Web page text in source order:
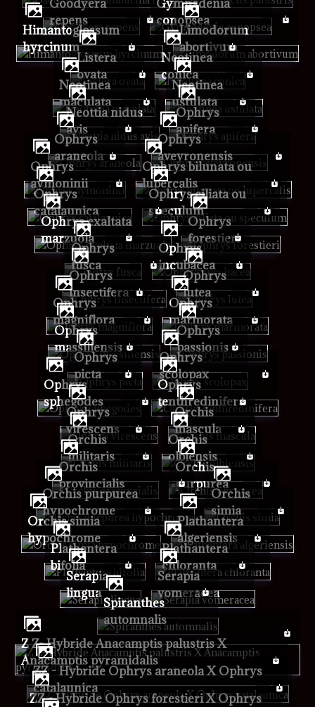
Goodyera
repens
Gymnadenia
conopsea
Himantoglossum
hyrcinum
Limodorum
abortivum
Listera
ovata
Neotinea
conica
Neotinea
maculata
Neotinea
ustulata
Neottia nidus
avis
Ophrys
apifera
Ophrys
araneola
Ophrys
aveyronensis
Ophrys
aymoninii
Ophrys bilunata ou
lupercalis
Ophrys
catalaunica
Ophrys ciliata ou
speculum
Ophrys exaltata
marzuola
Ophrys
forestieri
Ophrys
fusca
Ophrys
incubacea
Ophrys
insectifera
Ophrys
lutea
Ophrys
magniflora
Ophrys
marmorata
Ophrys
massiliensis
Ophrys
passionis
Ophrys
picta
Ophrys
scolopax
Ophrys
sphegodes
Ophrys
tenthredinifera
Ophrys
virescens
Orchis
mascula
Orchis
militaris
Orchis
olbiensis
Orchis
provincialis
Orchis
purpurea
Orchis purpurea
hypochrome
Orchis
simia
Orchis simia
hypochrome
Plathantera
algeriensis
Plathantera
bifolia
Plathantera
chloranta
Serapia
lingua
Serapia
vomeracea
Spiranthes
automnalis
Z Z- Hybride Anacamptis palustris X
Anacamptis pyramidalis
ZZ - Hybride Ophrys araneola X Ophrys
catalaunica
ZZ - Hybride Ophrys forestieri X Ophrys